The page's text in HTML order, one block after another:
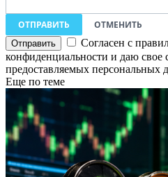
ОТПРАВИТЬ
ОТМЕНИТЬ
Согласен с
конфиденциальности и даю свое
предоставляемых персональных
Еще по теме